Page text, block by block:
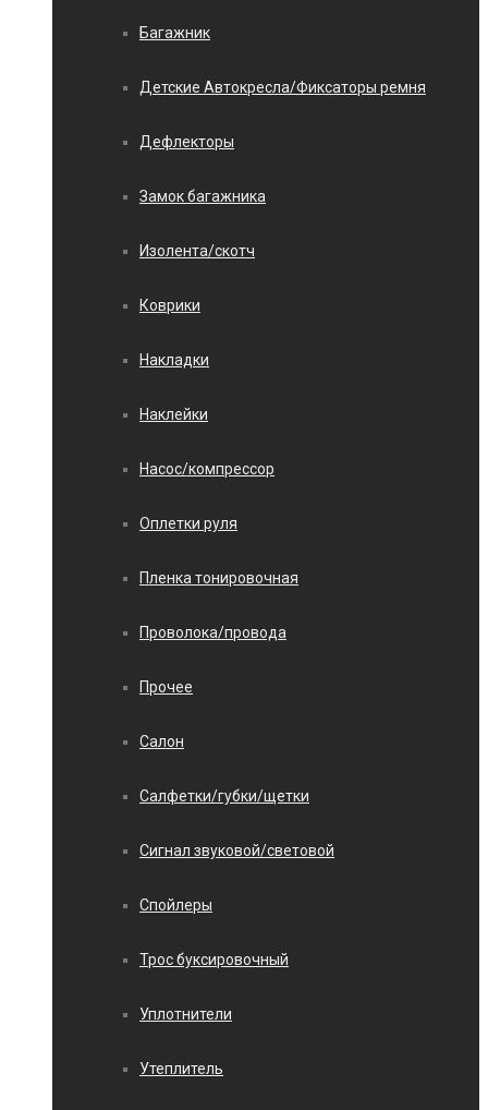
Багажник
Детские Автокресла/Фиксаторы ремня
Дефлекторы
Замок багажника
Изолента/скотч
Коврики
Накладки
Наклейки
Насос/компрессор
Оплетки руля
Пленка тонировочная
Проволока/провода
Прочее
Салон
Салфетки/губки/щетки
Сигнал звуковой/световой
Спойлеры
Трос буксировочный
Уплотнители
Утеплитель